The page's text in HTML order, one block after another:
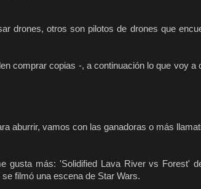
drones, otros son pilotos de drones que
comprar copias -, a continuación lo que voy a
aburrir, vamos con las ganadoras o más
gusta más: 'Solidified Lava River vs Forest'
filmó una escena de Star Wars.